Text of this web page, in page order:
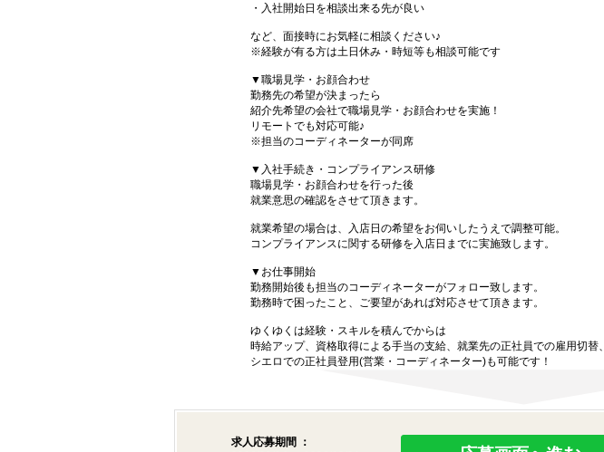
・入社開始日を相談出来る先が良い
など、面接時にお気軽に相談ください♪
※経験が有る方は土日休み・時短等も相談可能です
▼職場見学・お顔合わせ
勤務先の希望が決まったら
紹介先希望の会社で職場見学・お顔合わせを実施！
リモートでも対応可能♪
※担当のコーディネーターが同席
▼入社手続き・コンプライアンス研修
職場見学・お顔合わせを行った後
就業意思の確認をさせて頂きます。
就業希望の場合は、入店日の希望をお伺いしたうえで調整可能。
コンプライアンスに関する研修を入店日までに実施致します。
▼お仕事開始
勤務開始後も担当のコーディネーターがフォロー致します。
勤務時で困ったこと、ご要望があれば対応させて頂きます。
ゆくゆくは経験・スキルを積んでからは
時給アップ、資格取得による手当の支給、就業先の正社員での雇用切替、
シエロでの正社員登用(営業・コーディネーター)も可能です！
求人応募期間 ：